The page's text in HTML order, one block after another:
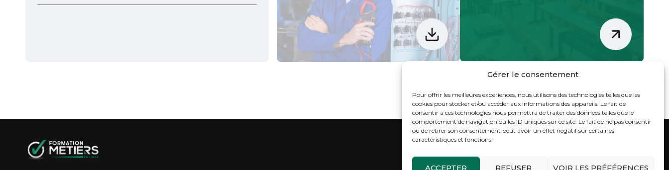
Gérer le consentement
Pour offrir les meilleures expériences, nous utilisons des technologies telles que les
cookies pour stocker et/ou accéder aux informations des appareils. Le fait de
consentir à ces technologies nous permettra de traiter des données telles que le
comportement de navigation ou les ID uniques sur ce site. Le fait de ne pas consentir
ou de retirer son consentement peut avoir un effet négatif sur certaines
caractéristiques et fonctions.
ACCEPTER REFUSER VOIR LES PRÉFÉRENCES
Accueil Notre entreprise